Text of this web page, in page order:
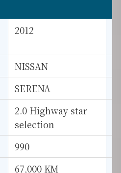
2012
NISSAN
SERENA
2.0 Highway star
selection
990
67,000 KM